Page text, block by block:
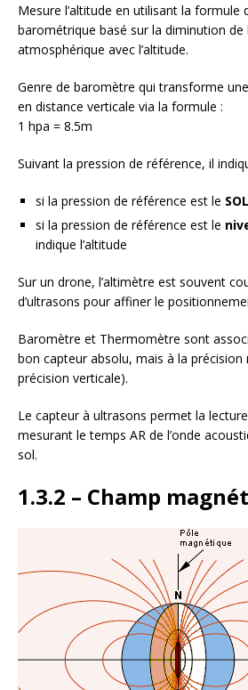
Mesure l’altitude en utilisant la formule
barométrique basé sur la diminution de
atmosphérique avec l’altitude.
Genre de baromètre qui transforme
en distance verticale via la formule :
1 hpa = 8.5m
Suivant la pression de référence, il
si la pression de référence est le SOL
si la pression de référence est le
indique l’altitude
Sur un drone, l’altimètre est souvent
d’ultrasons pour affiner le
Baromètre et Thermomètre sont
bon capteur absolu, mais à la
précision verticale).
Le capteur à ultrasons permet la
mesurant le temps AR de l’onde
sol.
1.3.2 – Champ